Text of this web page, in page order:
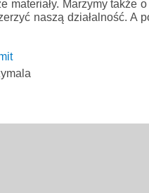
materiały. Marzymy także
naszą działalność. A